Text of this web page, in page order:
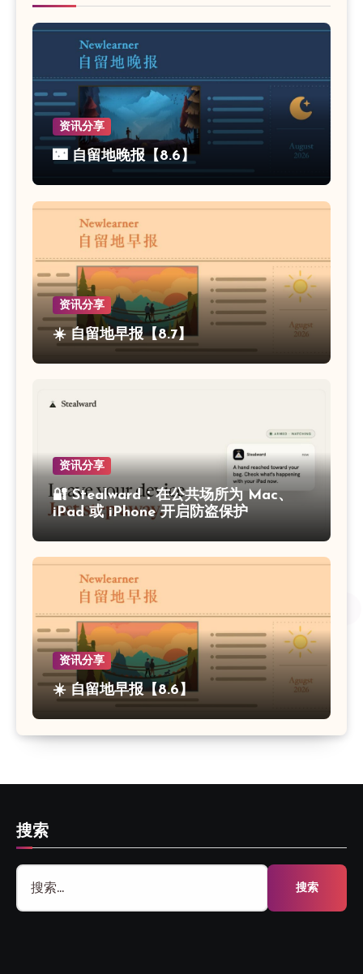
资讯分享
🌃 自留地晚报【8.6】
资讯分享
☀️ 自留地早报【8.7】
资讯分享
🔐 Stealward：在公共场所为 Mac、
iPad 或 iPhone 开启防盗保护
资讯分享
☀️ 自留地早报【8.6】
搜索
搜
索：